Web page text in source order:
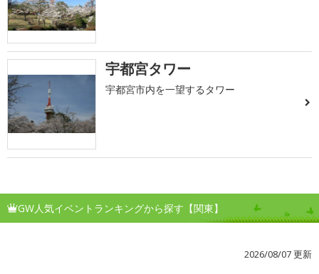
宇都宮タワー
宇都宮市内を一望するタワー
GW人気イベントランキングから探す【関東】
2026/08/07 更新